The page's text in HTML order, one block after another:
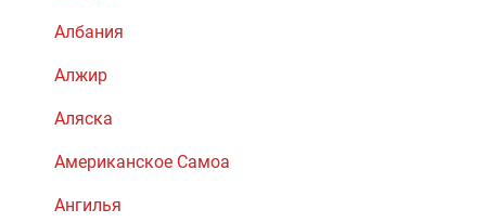
Албания
Алжир
Аляска
Американское Самоа
Ангилья